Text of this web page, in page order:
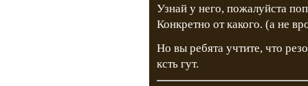
Узнай у него, пожалуйста
Конкретно от какого. (а не
Но вы ребята учтите, что
ксть гут.